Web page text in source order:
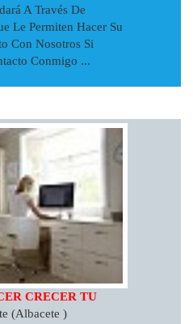
A Través De
Le Permiten Hacer Su
Con Nosotros Si
Conmigo ...
CRECER TU
(Albacete )